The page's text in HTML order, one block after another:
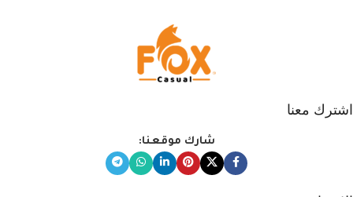
اشترك معنا
شارك موقعنا: